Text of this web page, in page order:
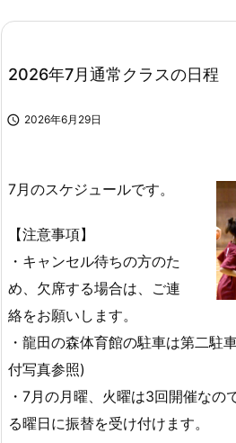
2026年7月通常クラスの日程
 2026年6月29日
7月のスケジュールです。
【注意事項】
・キャンセル待ちの方のた
め、欠席する場合は、ご連
絡をお願いします。
・龍田の森体育館の駐車は第二駐
付写真参照)
・7月の月曜、火曜は3回開催なの
る曜日に振替を受け付けます。